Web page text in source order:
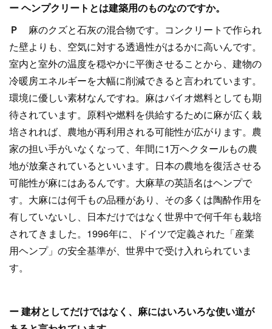
ー ヘンプクリートとは建築用のものなのですか。
Ｐ 麻のクズと石灰の混合物です。コンクリートで作られ
た壁よりも、空気に対する透過性がはるかに高いんです。
室内と室外の温度を穏やかに平衡させることから、建物の
冷暖房エネルギーを大幅に削減できると言われています。
環境に優しい素材なんですね。麻はバイオ燃料としても期
待されています。原料や燃料を供給するために麻が広く栽
培されれば、農地が再利用される可能性が広がります。農
家の担い手がいなくなって、年間に1万ヘクタールもの農
地が放棄されているといいます。日本の農地を復活させる
可能性が麻にはあるんです。大麻草の英語名はヘンプで
す。大麻には何千もの品種があり、その多くは陶酔作用を
有していないし、日本だけではなく世界中で何千年も栽培
されてきました。1996年に、ドイツで定義された「産業
用ヘンプ」の安全基準が、世界中で受け入れられていま
す。
ー 建材としてだけではなく、麻にはいろいろな使い道が